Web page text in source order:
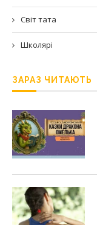
Світ тата
Школярі
ЗАРАЗ ЧИТАЮТЬ